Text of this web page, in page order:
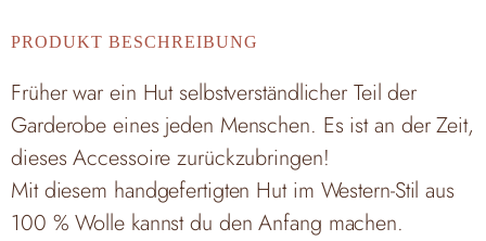
PRODUKT BESCHREIBUNG
Früher war ein Hut selbstverständlicher Teil der
Garderobe eines jeden Menschen. Es ist an der Zeit,
dieses Accessoire zurückzubringen!
Mit diesem handgefertigten Hut im Western-Stil aus
100 % Wolle kannst du den Anfang machen.